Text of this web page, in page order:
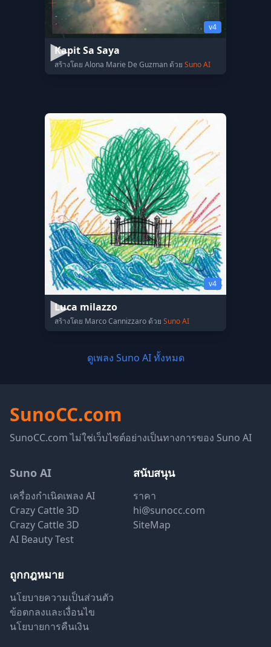
v4
Kapit Sa Saya
สร้างโดย Alona Marie De Guzman ด้วย Suno AI
v4
Luca milazzo
สร้างโดย Marco Cannizzaro ด้วย Suno AI
ดูเพลง Suno AI ทั้งหมด
SunoCC.com
SunoCC.com ไม่ใช่เว็บไซต์อย่างเป็นทางการของ Suno AI
Suno AI
เครื่องกำเนิดเพลง AI
Crazy Cattle 3D
Crazy Cattle 3D
AI Beauty Test
สนับสนุน
ราคา
hi@sunocc.com
SiteMap
ถูกกฎหมาย
นโยบายความเป็นส่วนตัว
ข้อตกลงและเงื่อนไข
นโยบายการคืนเงิน